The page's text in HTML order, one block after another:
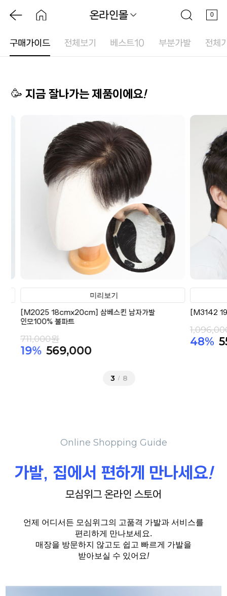
0
온라인몰
구매가이드 전체보기 베스트10 부분가발 전체
🥳 지금 잘나가는 제품이에요!
미리보기
[M2025 18cmx20cm] 삼베스킨 남자가발
인모100% 불파트
711,000원
19% 569,000
[M3142
1,096,000
48%
3 / 8
Online Shopping Guide
가발, 집에서 편하게 만나세요!
모심위그 온라인 스토어
언제 어디서든 모심위그의 고품격 가발과 서비스를
편리하게 만나보세요.
매장을 방문하지 않고도 쉽고 빠르게 가발을
받아보실 수 있어요!